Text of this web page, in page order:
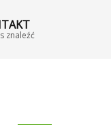
znaleźć